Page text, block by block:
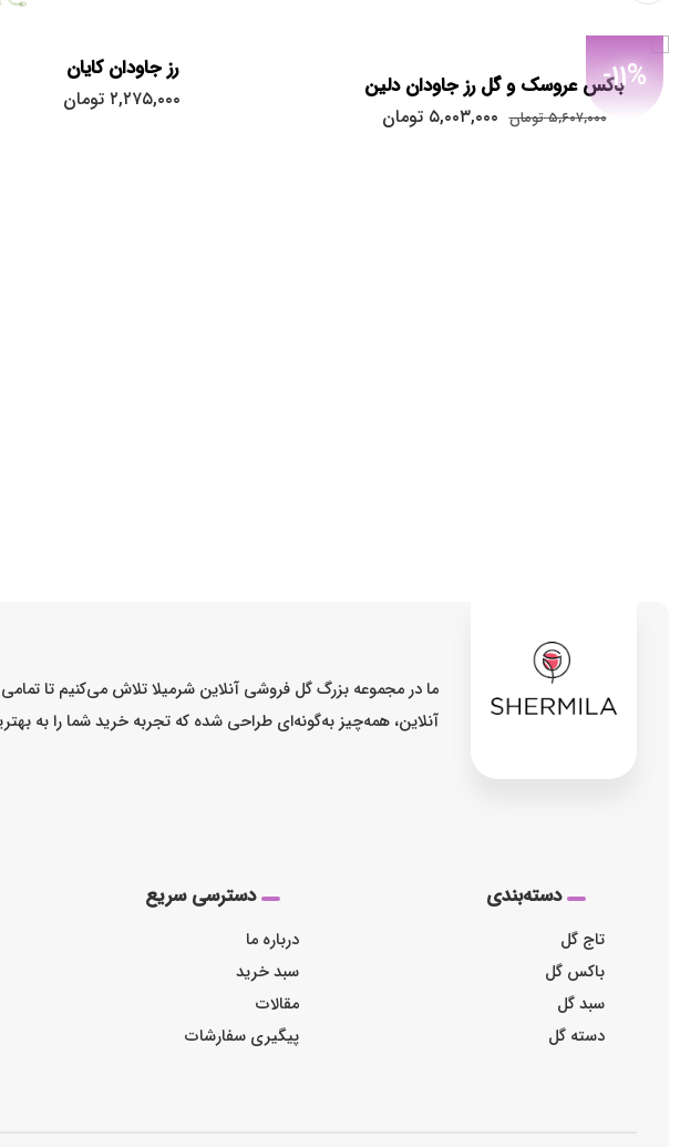
-11%باکس عروسک و گل رز جاودان دلین
۵,۶۰۷,۰۰۰ تومان ۵,۰۰۳,۰۰۰ تومان
رز جاودان کایان
۲,۲۷۵,۰۰۰ تومان
ما در مجموعه بزرگ گل فروشی آنلاین شرمیلا تلاش می‌کنیم تا
آنلاین، همه‌چیز به‌گونه‌ای طراحی شده که تجربه خرید شما را به
دسته‌بندی
تاج گل
باکس گل
سبد گل
دسته گل
دسترسی سریع
درباره ما
سبد خرید
مقالات
پیگیری سفارشات